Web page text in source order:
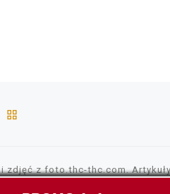
POWRÓT DO LISTY
zdjęć z foto.thc-thc.com.